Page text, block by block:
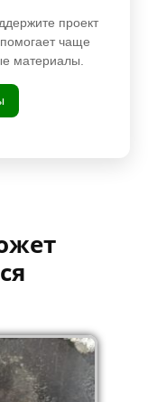
проект
чаще
материалы.